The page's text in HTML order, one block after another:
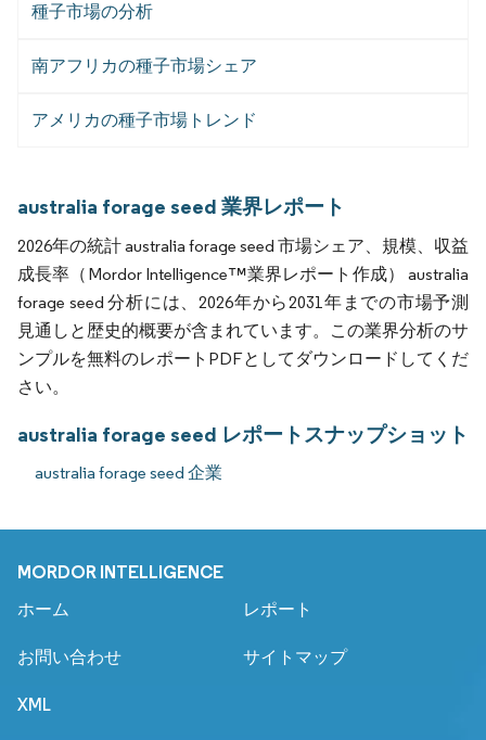
種子市場の分析
南アフリカの種子市場シェア
アメリカの種子市場トレンド
australia forage seed 業界レポート
2026年の統計 australia forage seed 市場シェア、規模、収益
成長率（Mordor Intelligence™業界レポート作成） australia
forage seed 分析には、2026年から2031年までの市場予測
見通しと歴史的概要が含まれています。この業界分析のサ
ンプルを無料のレポートPDFとしてダウンロードしてくだ
さい。
australia forage seed レポートスナップショット
australia forage seed 企業
MORDOR INTELLIGENCE
ホーム レポート
お問い合わせ サイトマップ
XML